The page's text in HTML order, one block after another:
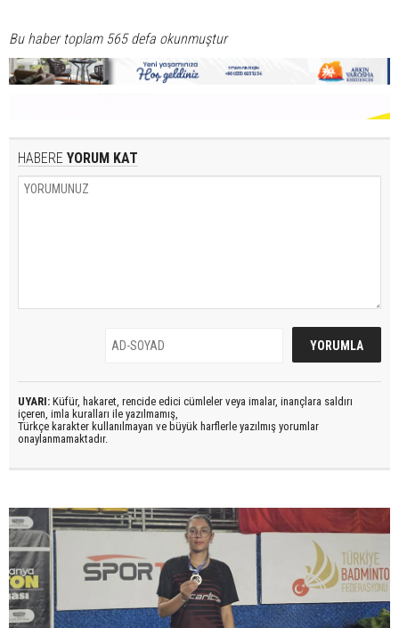
Bu haber toplam 565 defa okunmuştur
HABERE YORUM KAT
UYARI: Küfür, hakaret, rencide edici cümleler veya imalar, inançlara saldırı
içeren, imla kuralları ile yazılmamış,
Türkçe karakter kullanılmayan ve büyük harflerle yazılmış yorumlar
onaylanmamaktadır.